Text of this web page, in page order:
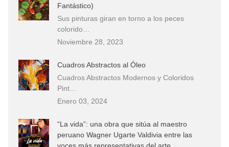
Fantástico)
Sus pinturas giran en torno a los peces
colorido…
Noviembre 28, 2023
Cuadros Abstractos al Óleo
Cuadros Abstractos Modernos y Coloridos
Pint…
Enero 03, 2024
“La vida”: una obra que sitúa al maestro
peruano Wagner Ugarte Valdivia entre las